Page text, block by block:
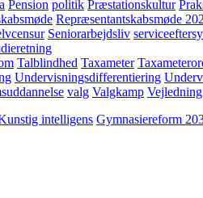
Pension politik Præstationskultur
Repræsentantskabsmøde
Seniorarbejdsliv
Talblindhed Taxameter
Undervisningsdifferentiering
valg Valgkamp Vejledning
intelligens Gymnasiereform